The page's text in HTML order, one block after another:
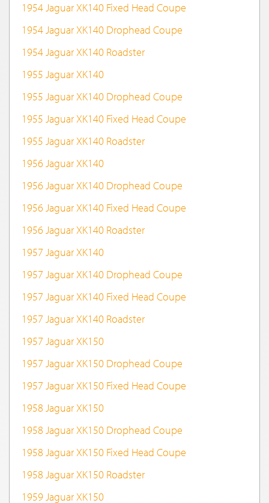
1954 Jaguar XK140 Fixed Head Coupe
1954 Jaguar XK140 Drophead Coupe
1954 Jaguar XK140 Roadster
1955 Jaguar XK140
1955 Jaguar XK140 Drophead Coupe
1955 Jaguar XK140 Fixed Head Coupe
1955 Jaguar XK140 Roadster
1956 Jaguar XK140
1956 Jaguar XK140 Drophead Coupe
1956 Jaguar XK140 Fixed Head Coupe
1956 Jaguar XK140 Roadster
1957 Jaguar XK140
1957 Jaguar XK140 Drophead Coupe
1957 Jaguar XK140 Fixed Head Coupe
1957 Jaguar XK140 Roadster
1957 Jaguar XK150
1957 Jaguar XK150 Drophead Coupe
1957 Jaguar XK150 Fixed Head Coupe
1958 Jaguar XK150
1958 Jaguar XK150 Drophead Coupe
1958 Jaguar XK150 Fixed Head Coupe
1958 Jaguar XK150 Roadster
1959 Jaguar XK150